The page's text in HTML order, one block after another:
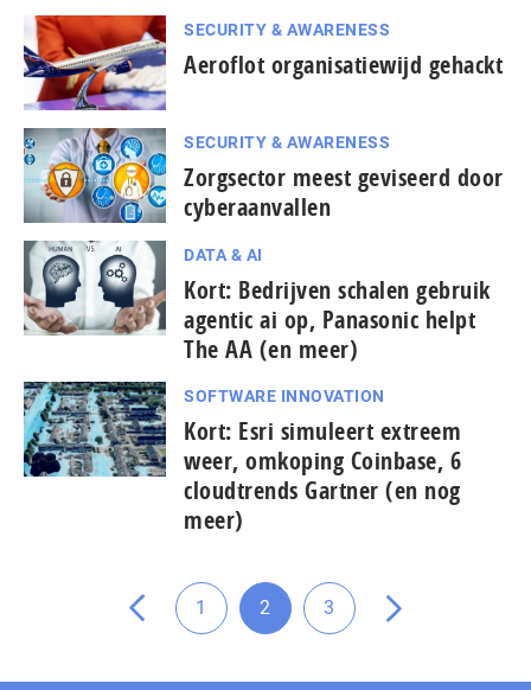
SECURITY & AWARENESS
Aeroflot organisatiewijd gehackt
SECURITY & AWARENESS
Zorgsector meest geviseerd door
cyberaanvallen
DATA & AI
Kort: Bedrijven schalen gebruik
agentic ai op, Panasonic helpt
The AA (en meer)
SOFTWARE INNOVATION
Kort: Esri simuleert extreem
weer, omkoping Coinbase, 6
cloudtrends Gartner (en nog
meer)
Ga
pagina
Ga
pagina
1
Ga
pagina
2
Ga
pagina
3
Ga
de